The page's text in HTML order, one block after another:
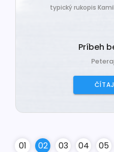
typický rukopis
Príbeh
01 02 03 04 05